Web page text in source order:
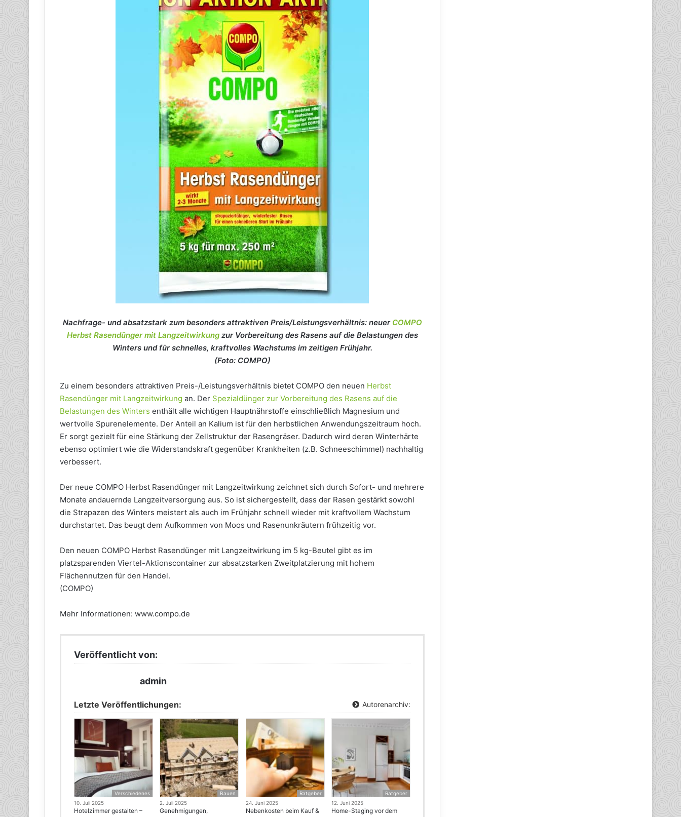
Nachfrage- und absatzstark zum besonders attraktiven Preis/Leistungsverhältnis: neuer COMPO
Herbst Rasendünger mit Langzeitwirkungzur Vorbereitung des Rasens auf die Belastungen des
Winters und für schnelles, kraftvolles Wachstums im zeitigen Frühjahr.
(Foto: COMPO)
Zu einem besonders attraktiven Preis-/Leistungsverhältnis bietet COMPO den neuen Herbst
Rasendünger mit Langzeitwirkung an. Der Spezialdünger zur Vorbereitung des Rasens auf die
Belastungen des Winters enthält alle wichtigen Hauptnährstoffe einschließlich Magnesium und
wertvolle Spurenelemente. Der Anteil an Kalium ist für den herbstlichen Anwendungszeitraum hoch.
Er sorgt gezielt für eine Stärkung der Zellstruktur der Rasengräser. Dadurch wird deren Winterhärte
ebenso optimiert wie die Widerstandskraft gegenüber Krankheiten (z.B. Schneeschimmel) nachhaltig
verbessert.
Der neue COMPO Herbst Rasendünger mit Langzeitwirkung zeichnet sich durch Sofort- und mehrere
Monate andauernde Langzeitversorgung aus. So ist sichergestellt, dass der Rasen gestärkt sowohl
die Strapazen des Winters meistert als auch im Frühjahr schnell wieder mit kraftvollem Wachstum
durchstartet. Das beugt dem Aufkommen von Moos und Rasenunkräutern frühzeitig vor.
Den neuen COMPO Herbst Rasendünger mit Langzeitwirkung im 5 kg-Beutel gibt es im
platzsparenden Viertel-Aktionscontainer zur absatzstarken Zweitplatzierung mit hohem
Flächennutzen für den Handel.
(COMPO)
Mehr Informationen: www.compo.de
Veröffentlicht von:
admin
Letzte Veröffentlichungen: Autorenarchiv:
Verschiedenes
10. Juli 2025
Hotelzimmer gestalten –
Bauen
2. Juli 2025
Genehmigungen,
Ratgeber
24. Juni 2025
Nebenkosten beim Kauf &
Ratgeber
12. Juni 2025
Home-Staging vor dem